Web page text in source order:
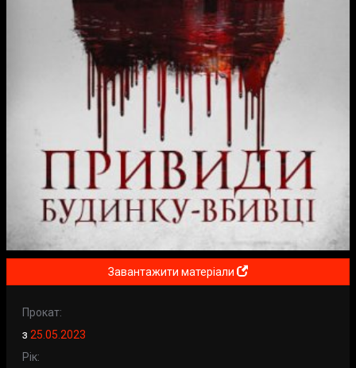
Завантажити матеріали
Прокат:
з 25.05.2023
Рік: